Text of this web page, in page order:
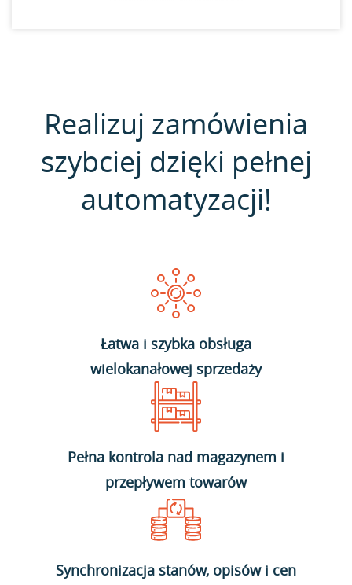
Realizuj zamówienia
szybciej dzięki pełnej
automatyzacji!
Łatwa i szybka obsługa
wielokanałowej sprzedaży
Pełna kontrola nad magazynem i
przepływem towarów
Synchronizacja stanów, opisów i cen